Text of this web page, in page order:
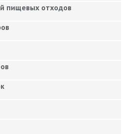
пищевых отходов